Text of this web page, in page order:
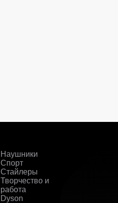
Наушники
Спорт
Стайлеры
Творчество и
работа
Dyson